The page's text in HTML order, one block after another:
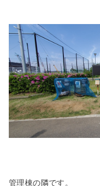
管理棟の隣です。